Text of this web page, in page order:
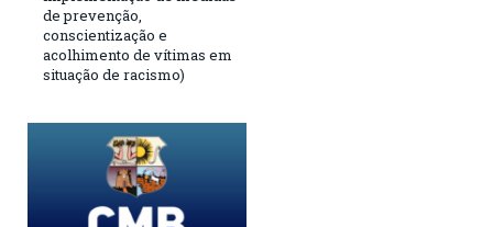
de prevenção,
conscientização e
acolhimento de vítimas em
situação de racismo)